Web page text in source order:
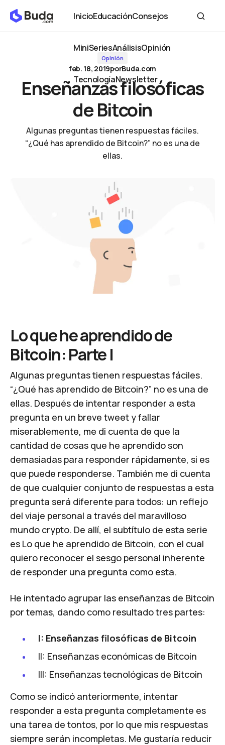
Inicio
Inicio
Educación
Educación
Consejos
Consejos
MiniSeries
MiniSeries
Análisis
Análisis
Opinión
Tecnología
Tecnología
Newsletter
Newsletter
Enseñanzas filosóficas de Bitcoin
Opinión
feb. 18, 2019porBuda.com
Enseñanzas filosóficas
de Bitcoin
Algunas preguntas tienen respuestas fáciles.
“¿Qué has aprendido de Bitcoin?” no es una de
ellas.
Lo que he aprendido de
Bitcoin: Parte I
Algunas preguntas tienen respuestas fáciles.
“¿Qué has aprendido de Bitcoin?” no es una de
ellas. Después de intentar responder a esta
pregunta en un breve tweet y fallar
miserablemente, me di cuenta de que la
cantidad de cosas que he aprendido son
demasiadas para responder rápidamente, si es
que puede responderse. También me di cuenta
de que cualquier conjunto de respuestas a esta
pregunta será diferente para todos: un reflejo
del viaje personal a través del maravilloso
mundo crypto. De allí, el subtítulo de esta serie
es Lo que he aprendido de Bitcoin, con el cual
quiero reconocer el sesgo personal inherente
de responder una pregunta como esta.
He intentado agrupar las enseñanzas de Bitcoin
por temas, dando como resultado tres partes:
I: Enseñanzas filosóficas de Bitcoin
II: Enseñanzas económicas de Bitcoin
III: Enseñanzas tecnológicas de Bitcoin
Como se indicó anteriormente, intentar
responder a esta pregunta completamente es
una tarea de tontos, por lo que mis respuestas
siempre serán incompletas. Me gustaría reducir